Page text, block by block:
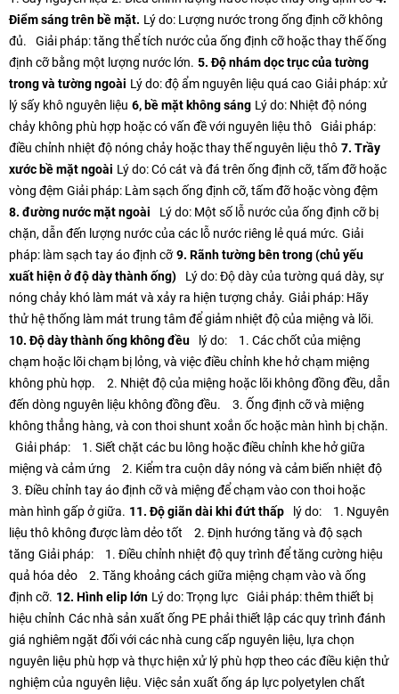
Điểm sáng trên bề mặt. Lý do: Lượng nước trong ống định cỡ không
đủ.
Giải pháp: tăng thể tích nước của ống định cỡ hoặc thay thế ống
định cỡ bằng một lượng nước lớn. 5. Độ nhám dọc trục của tường
trong và tường ngoài Lý do: độ ẩm nguyên liệu quá cao Giải pháp: xử
lý sấy khô nguyên liệu 6, bề mặt không sáng Lý do: Nhiệt độ nóng
chảy không phù hợp hoặc có vấn đề với nguyên liệu thô
Giải pháp:
điều chỉnh nhiệt độ nóng chảy hoặc thay thế nguyên liệu thô 7. Trầy
xước bề mặt ngoài Lý do: Có cát và đá trên ống định cỡ, tấm đỡ hoặc
vòng đệm Giải pháp: Làm sạch ống định cỡ, tấm đỡ hoặc vòng đệm
8. đường nước mặt ngoài
Lý do: Một số lỗ nước của ống định cỡ bị
chặn, dẫn đến lượng nước của các lỗ nước riêng lẻ quá mức. Giải
pháp: làm sạch tay áo định cỡ 9. Rãnh tường bên trong (chủ yếu
xuất hiện ở độ dày thành ống)
Lý do: Độ dày của tường quá dày, sự
nóng chảy khó làm mát và xảy ra hiện tượng chảy. Giải pháp: Hãy
thử hệ thống làm mát trung tâm để giảm nhiệt độ của miệng và lõi.
10. Độ dày thành ống không đều
lý do:
1. Các chốt của miệng
chạm hoặc lõi chạm bị lỏng, và việc điều chỉnh khe hở chạm miệng
không phù hợp.
2. Nhiệt độ của miệng hoặc lõi không đồng đều, dẫn
đến dòng nguyên liệu không đồng đều.
3. Ống định cỡ và miệng
không thẳng hàng, và con thoi shunt xoắn ốc hoặc màn hình bị chặn.
Giải pháp:
1. Siết chặt các bu lông hoặc điều chỉnh khe hở giữa
miệng và cảm ứng
2. Kiểm tra cuộn dây nóng và cảm biến nhiệt độ
3. Điều chỉnh tay áo định cỡ và miệng để chạm vào con thoi hoặc
màn hình gấp ở giữa. 11. Độ giãn dài khi đứt thấp lý do:
1. Nguyên
liệu thô không được làm dẻo tốt
2. Định hướng tăng và độ sạch
tăng Giải pháp:
1. Điều chỉnh nhiệt độ quy trình để tăng cường hiệu
quả hóa dẻo
2. Tăng khoảng cách giữa miệng chạm vào và ống
định cỡ. 12. Hình elip lớn Lý do: Trọng lực
Giải pháp: thêm thiết bị
hiệu chỉnh Các nhà sản xuất ống PE phải thiết lập các quy trình đánh
giá nghiêm ngặt đối với các nhà cung cấp nguyên liệu, lựa chọn
nguyên liệu phù hợp và thực hiện xử lý phù hợp theo các điều kiện thử
nghiệm của nguyên liệu. Việc sản xuất ống áp lực polyetylen chất